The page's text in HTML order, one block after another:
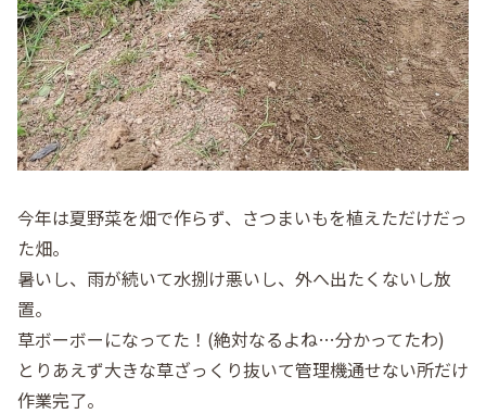
今年は夏野菜を畑で作らず、さつまいもを植えただけだっ
た畑。
暑いし、雨が続いて水捌け悪いし、外へ出たくないし放
置。
草ボーボーになってた！(絶対なるよね…分かってたわ)
とりあえず大きな草ざっくり抜いて管理機通せない所だけ
作業完了。